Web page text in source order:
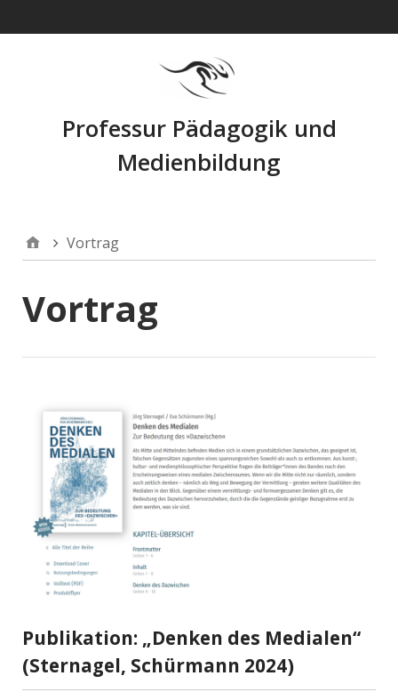
Professur Pädagogik und
Medienbildung
Vortrag
Vortrag
Publikation: „Denken des Medialen“
(Sternagel, Schürmann 2024)